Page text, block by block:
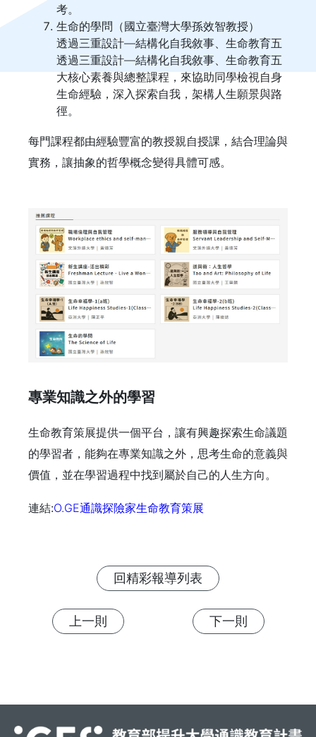
考。
生命的學問（國立臺灣大學孫效智教授）
透過三重設計—結構化自我敘事、生命教育五
透過三重設計—結構化自我敘事、生命教育五
大核心素養與總整課程，來協助同學檢視自身
生命經驗，深入探索自我，架構人生願景與路
徑。
每門課程都由經驗豐富的教授親自授課，結合理論與
實務，讓抽象的哲學概念變得具體可感。
專業知識之外的學習
生命教育策展提供一個平台，讓有興趣探索生命議題
的學習者，能夠在專業知識之外，思考生命的意義與
價值，並在學習過程中找到屬於自己的人生方向。
連結:O.GE通識探險家生命教育策展
回精彩報導列表
上一則 下一則